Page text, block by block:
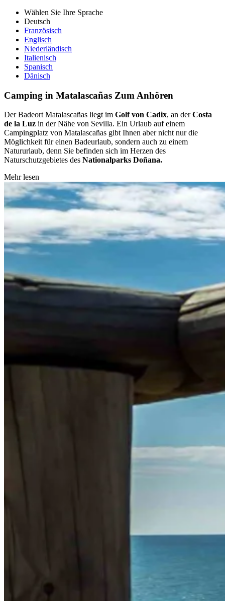
Wählen Sie Ihre Sprache
Deutsch
Französisch
Englisch
Niederländisch
Italienisch
Spanisch
Dänisch
Camping in Matalascañas Zum Anhören
Der Badeort Matalascañas liegt im Golf von Cadix, an derCosta
de la Luz in der Nähe von Sevilla. Ein Urlaub auf einem
Campingplatz von Matalascañas gibt Ihnen aber nicht nur die
Möglichkeit für einen Badeurlaub, sondern auch zu einem
Natururlaub, denn Sie befinden sich im Herzen des
Naturschutzgebietes des Nationalparks Doñana.
Mehr lesen